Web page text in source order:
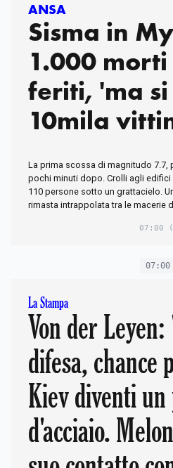
ANSA
Sisma in
1.000
feriti, 'ma
10mila
La prima scossa di magnitudo 7.7,
pochi minuti dopo. Crolli agli edifici
110 persone sotto un grattacielo.
rimasta intrappolata tra le macerie
07:00
07:00
La Stampa
Von der
difesa, chance
Kiev diventi un
d'acciaio.